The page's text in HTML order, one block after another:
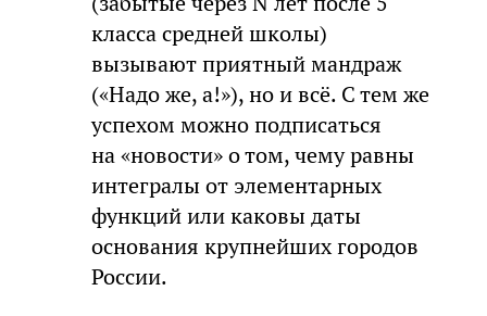
класса средней школы)
вызывают приятный мандраж
(«Надо же, а!»), но и всё. С тем же
успехом можно подписаться
на «новости» о том, чему равны
интегралы от элементарных
функций или каковы даты
основания крупнейших городов
России.